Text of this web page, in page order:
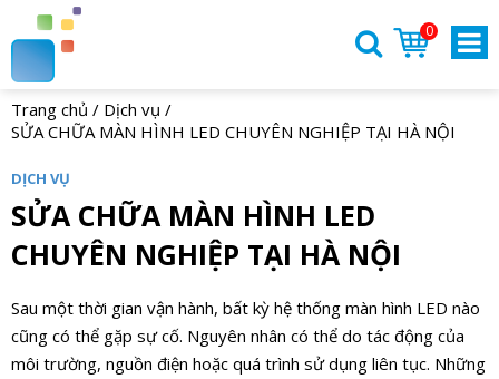
0
Trang chủ / Dịch vụ /
SỬA CHỮA MÀN HÌNH LED CHUYÊN NGHIỆP TẠI HÀ NỘI
DỊCH VỤ
SỬA CHỮA MÀN HÌNH LED
CHUYÊN NGHIỆP TẠI HÀ NỘI
Sau một thời gian vận hành, bất kỳ hệ thống màn hình LED nào
cũng có thể gặp sự cố. Nguyên nhân có thể do tác động của
môi trường, nguồn điện hoặc quá trình sử dụng liên tục. Những